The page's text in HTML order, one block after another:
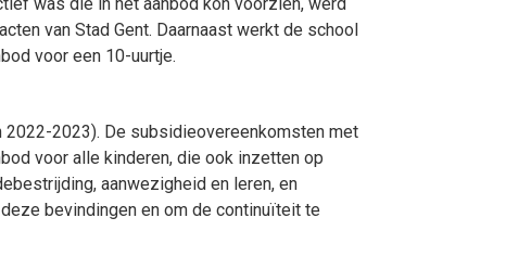
van Stad Gent. Daarnaast werkt de school
voor een 10-uurtje.
2023). De subsidieovereenkomsten met
voor alle kinderen, die ook inzetten op
aanwezigheid en leren, en
bevindingen en om de continuïteit te